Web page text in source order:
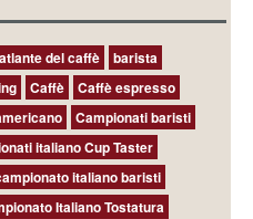
atlante del caffè
barista
Caffè
Caffè espresso
Campionati baristi
italiano Cup Taster
italiano baristi
Italiano Tostatura